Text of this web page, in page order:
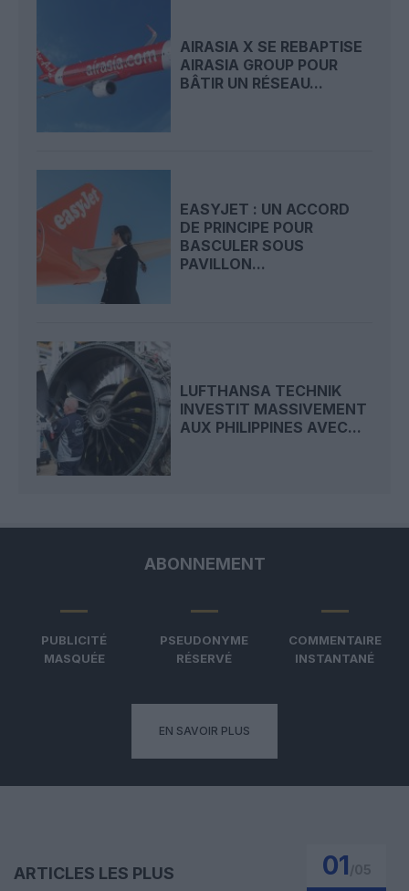
AIRASIA X SE REBAPTISE
AIRASIA GROUP POUR
BÂTIR UN RÉSEAU...
EASYJET : UN ACCORD
DE PRINCIPE POUR
BASCULER SOUS
PAVILLON...
LUFTHANSA TECHNIK
INVESTIT MASSIVEMENT
AUX PHILIPPINES AVEC...
ABONNEMENT
PUBLICITÉ
MASQUÉE
PSEUDONYME
RÉSERVÉ
COMMENTAIRE
INSTANTANÉ
EN SAVOIR PLUS
ARTICLES LES PLUS
01